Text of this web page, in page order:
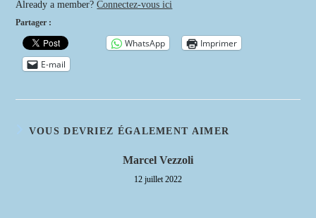
Already a member?Connectez-vous ici
Partager :
WhatsApp
Imprimer
E-mail
VOUS DEVRIEZ ÉGALEMENT AIMER
Marcel Vezzoli
12 juillet 2022